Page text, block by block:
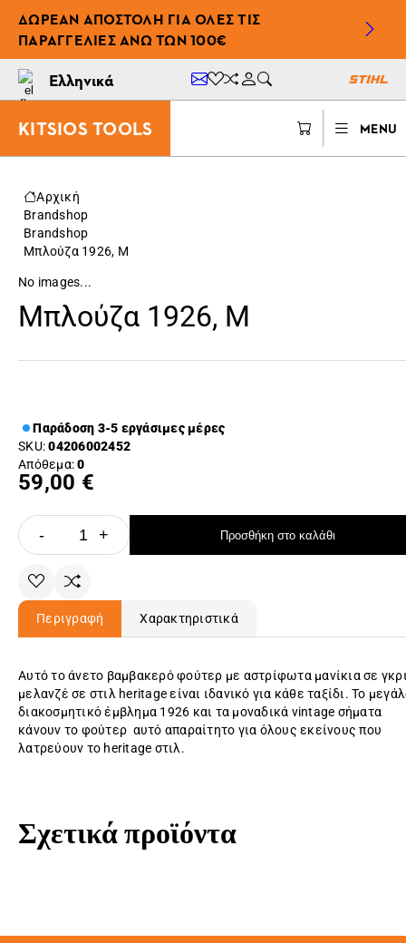
ΔΩΡΕΆΝ ΑΠΟΣΤΟΛΉ ΓΙΑ ΌΛΕΣ ΤΙΣ
ΠΑΡΑΓΓΕΛΊΕΣ ΆΝΩ ΤΩΝ 100€
Ελληνικά
KITSIOS TOOLS MENU
Αρχική
Brandshop
Brandshop
Μπλούζα 1926, M
No images...
Μπλούζα 1926, M
Παράδοση 3-5 εργάσιμες μέρες
SKU:04206002452
Απόθεμα:0
59,00 €
- + Προσθήκη στο καλάθι
Περιγραφή Χαρακτηριστικά
Αυτό το άνετο βαμβακερό φούτερ με αστρίφωτα μανίκια σε
μελανζέ σε στιλ heritage είναι ιδανικό για κάθε ταξίδι. Το
διακοσμητικό έμβλημα 1926 και τα μοναδικά vintage σήματα
κάνουν το φούτερ αυτό απαραίτητο για όλους εκείνους που
λατρεύουν το heritage στιλ.
Σχετικά προϊόντα